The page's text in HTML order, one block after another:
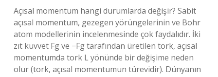
Açısal momentum hangi durumlarda değişir? Sabit
açısal momentum, gezegen yörüngelerinin ve Bohr
atom modellerinin incelenmesinde çok faydalıdır. İki
zıt kuvvet Fg ve −Fg tarafından üretilen tork, açısal
momentumda tork L yönünde bir değişime neden
olur (tork, açısal momentumun türevidir). Dünyanın